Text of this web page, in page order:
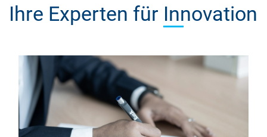
Ihre Experten für Innovation